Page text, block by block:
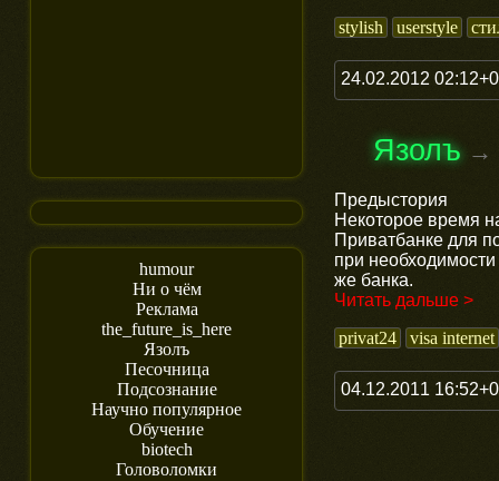
humour
Ни о чём
Реклама
the_future_is_here
Язолъ
Песочница
Подсознание
Научно популярное
Обучение
biotech
Головоломки
stylish
userstyle
24.02.2012
Язолъ→
Предыстория
Некоторое время
Приватбанке для
при необходимости
же банка.
Читать дальше >
privat24
visa internet
04.12.2011